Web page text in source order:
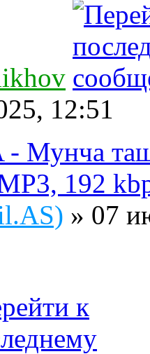
12:51
Мунча
192
» 07